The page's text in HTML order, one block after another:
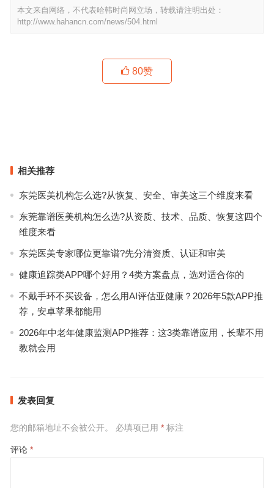
本文来自网络，不代表哈韩时尚网立场，转载请注明出处：
http://www.hahancn.com/news/504.html
80赞
相关推荐
东莞医美机构怎么选?从恢复、安全、审美这三个维度来看
东莞靠谱医美机构怎么选?从资质、技术、品质、恢复这四个
维度来看
东莞医美专家哪位更靠谱?先分清资质、认证和审美
健康追踪类APP哪个好用？4类方案盘点，选对适合你的
不戴手环不买设备，怎么用AI评估亚健康？2026年5款APP推
荐，安卓苹果都能用
2026年中老年健康监测APP推荐：这3类靠谱应用，长辈不用
教就会用
发表回复
您的邮箱地址不会被公开。 必填项已用 *标注
评论 *